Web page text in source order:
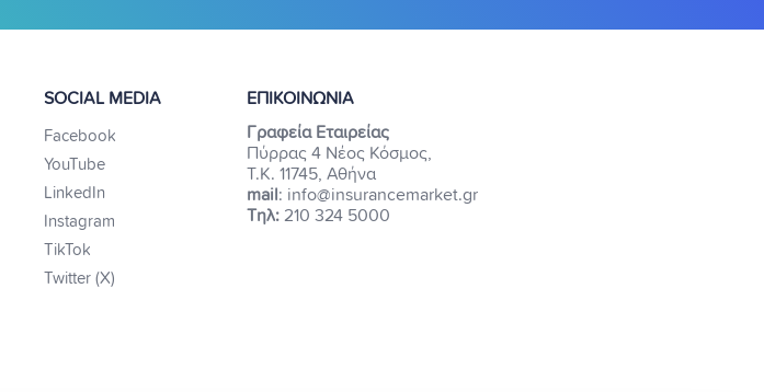
SOCIAL MEDIA
Facebook
YouTube
LinkedIn
Instagram
TikTok
Twitter (X)
ΕΠΙΚΟΙΝΩΝΙΑ
Γραφεία Εταιρείας
Πύρρας 4 Νέος Κόσμος,
Τ.Κ. 11745, Αθήνα
mail : info@insurancemarket.gr
Τηλ: 210 324 5000